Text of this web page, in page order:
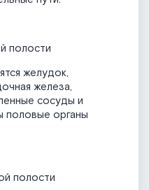
полости
желудок,
железа,
сосуды и
половые органы
полости